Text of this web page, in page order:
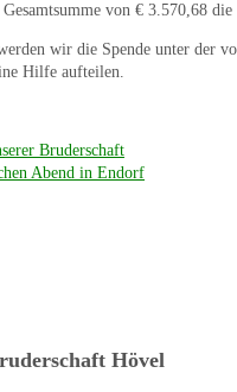
von € 3.570,68
wir die Spende unter der
Hilfe aufteilen.
Bruderschaft
Abend in Endorf
Hövel